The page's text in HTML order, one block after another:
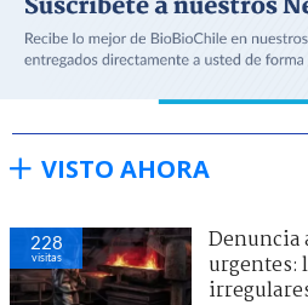
VISTO AHORA
228
visitas
Denuncia
urgentes: